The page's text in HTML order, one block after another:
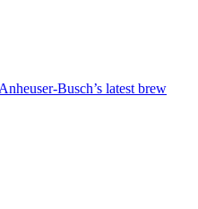
Busch’s latest brew